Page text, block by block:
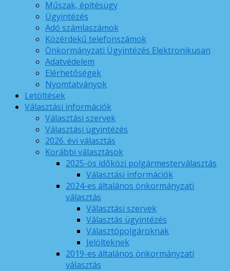
Műszak, építésügy
Ügyintézés
Adó számlaszámok
Közérdekű telefonszámok
Önkormányzati Ügyintézés Elektronikusan
Adatvédelem
Elérhetőségek
Nyomtatványok
Letöltések
Választási információk
Választási szervek
Választási ügyintézés
2026. évi választás
Korábbi választások
2025-ös időközi polgármesterválasztás
Választási információk
2024-es általános önkormányzati
választás
Választási szervek
Választás ügyintézés
Választópolgároknak
Jelölteknek
2019-es általános önkormányzati
választás